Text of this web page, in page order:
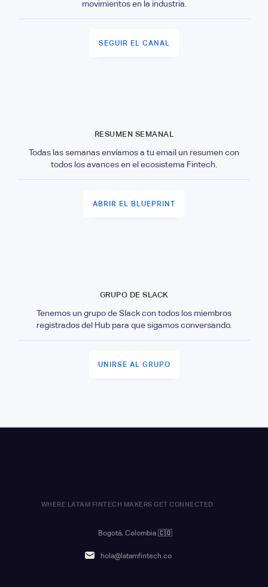
movimientos en la industria.
SEGUIR EL CANAL
RESUMEN SEMANAL
Todas las semanas envíamos a tu email un resumen con
todos los avances en el ecosistema Fintech.
ABRIR EL BLUEPRINT
GRUPO DE SLACK
Tenemos un grupo de Slack con todos los miembros
registrados del Hub para que sigamos conversando.
UNIRSE AL GRUPO
WHERE LATAM FINTECH MAKERS GET CONNECTED.
Bogotá, Colombia 🇨🇴
hola@latamfintech.co